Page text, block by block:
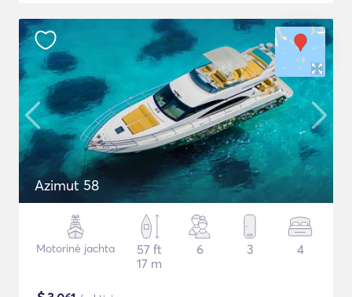
Azimut 58
Motorinė jachta
57 ft
17 m
6 3 4